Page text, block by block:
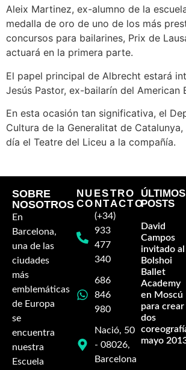
Aleix Martinez, ex-alumno de la
medalla de oro de uno de los más
concursos para bailarines, Prix de
actuará en la primera parte.
El papel principal de Albrecht estará
Jesús Pastor, ex-bailarín del American
En esta ocasión tan significativa, el
Cultura de la Generalitat de
día el Teatre del Liceu a la compañía.
SOBRE
NOSOTROS
En
Barcelona,
una de las
ciudades
más
emblemáticas
de Europa
se
encuentra
nuestra
Escuela
NUESTRO
CONTACTO
(+34)
933
477
340
686
846
980
Nació, 50
- 08026,
Barcelona
ÚLTIMOS
POSTS
David
Campos
invitado al
Bolshoi
Ballet
Academy
en Moscú
para crear
dos
mayo